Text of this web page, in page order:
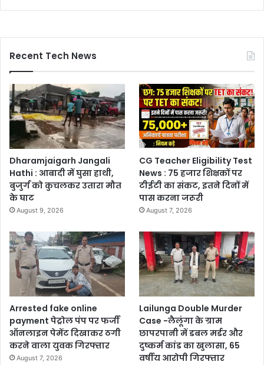
Recent Tech News
Dharamjaigarh Jangali
Hathi : आबादी में घुसा हाथी,
बुजुर्ग को कुचलकर उतारा मौत
के घाट
August 9, 2026
CG Teacher Eligibility Test
News : 75 हजार शिक्षकों पर
टीईटी का संकट, इतने दिनों में
पास करना जरूरी
August 7, 2026
Arrested fake online
payment पेट्रोल पंप पर फर्जी
ऑनलाइन पेमेंट दिखाकर ठगी
करने वाला युवक गिरफ्तार
August 7, 2026
Lailunga Double Murder
Case -लैलूंगा के ग्राम
छापरपानी में डबल मर्डर और
दुष्कर्म कांड का खुलासा, 65
वर्षीय आरोपी गिरफ्तार